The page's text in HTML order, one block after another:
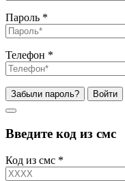
Пароль *
Телефон *
Забыли пароль? Войти
Введите код из смс
Код из смс *